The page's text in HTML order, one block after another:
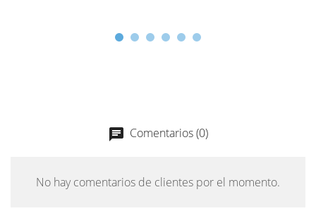
chat Comentarios (0)
No hay comentarios de clientes por el momento.